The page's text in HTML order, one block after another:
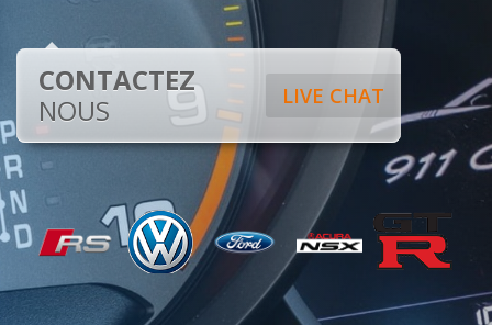
LIVE CHAT
CONTACTEZ
NOUS